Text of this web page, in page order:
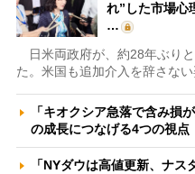
れ”した市場心
…
日米両政府が、約28年ぶり
た。米国も追加介入を辞さな
「キオクシア急落で含み損
の成長につなげる4つの視
「NYダウは高値更新、ナ